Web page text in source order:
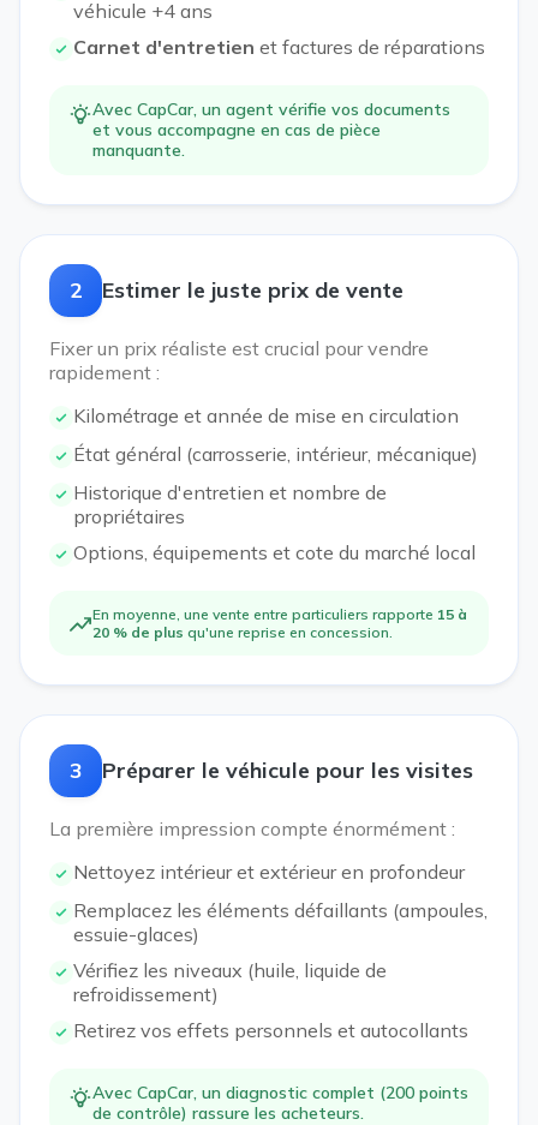
véhicule +4 ans
Carnet d'entretien et factures de réparations
Avec CapCar, un agent vérifie vos documents
et vous accompagne en cas de pièce
manquante.
2 Estimer le juste prix de vente
Fixer un prix réaliste est crucial pour vendre
rapidement :
Kilométrage et année de mise en circulation
État général (carrosserie, intérieur, mécanique)
Historique d'entretien et nombre de
propriétaires
Options, équipements et cote du marché local
En moyenne, une vente entre particuliers rapporte 15 à
20 % de plus qu'une reprise en concession.
3 Préparer le véhicule pour les visites
La première impression compte énormément :
Nettoyez intérieur et extérieur en profondeur
Remplacez les éléments défaillants (ampoules,
essuie-glaces)
Vérifiez les niveaux (huile, liquide de
refroidissement)
Retirez vos effets personnels et autocollants
Avec CapCar, un diagnostic complet (200 points
de contrôle) rassure les acheteurs.